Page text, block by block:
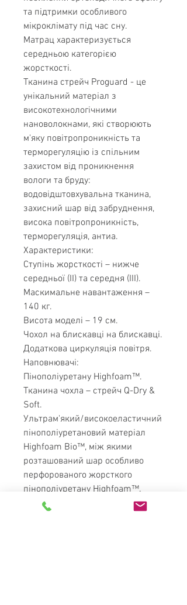
та підтримки особливого
мікроклімату під час сну.
Матрац характеризується
середньою категорією
жорсткості.
Тканина стрейч Proguard - це
унікальний матеріал з
високотехнологічними
нановолокнами, які створюють
м'яку повітропроникність та
терморегуляцію із спільним
захистом від проникнення
вологи та бруду:
водовідштовхувальна тканина,
захисний шар від забруднення,
висока повітропроникність,
терморегуляція, антиа.
Характеристики:
Ступінь жорсткості – нижче
середньої (II) та середня (III).
Маскимальне навантаження –
140 кг.
Висота моделі – 19 см.
Чохол на блискавці на блискавці.
Додаткова циркуляція повітря.
Наповнювачі:
Пінополіуретану Highfoam™.
Тканина чохла – стрейч Q-Dry &
Soft.
Ультрам'який/високоеластичний
пінополіуретановий матеріал
Highfoam Bio™, між якими
розташований шар особливо
перфорованого жорсткого
пінополіуретану Highfoam™.
Стрейчева тканина Q-Dry & Soft